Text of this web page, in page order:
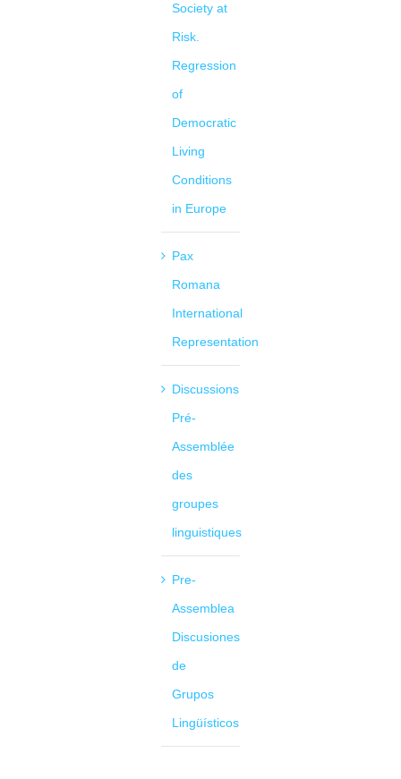
Society at
Risk.
Regression
of
Democratic
Living
Conditions
in Europe
Pax
Romana
International
Representation
Discussions
Pré-
Assemblée
des
groupes
linguistiques
Pre-
Assemblea
Discusiones
de
Grupos
Lingüísticos